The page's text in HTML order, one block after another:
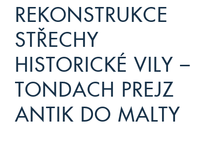
REKONSTRUKCE
STŘECHY
HISTORICKÉ VILY –
TONDACH PREJZ
ANTIK DO MALTY